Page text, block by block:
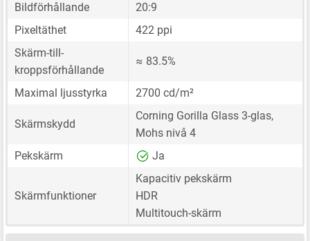
Bildförhållande
20:9
Pixeltäthet
422 ppi
Skärm-till-
kroppsförhållande
≈ 83.5%
Maximal ljusstyrka 2700 cd/m²
Skärmskydd
Corning Gorilla Glass 3-glas,
Mohs nivå 4
Pekskärm
Ja
Skärmfunktioner
Kapacitiv pekskärm
HDR
Multitouch-skärm